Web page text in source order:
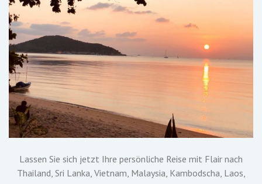
Lassen Sie sich jetzt Ihre persönliche Reise mit Flair nach
Thailand, Sri Lanka, Vietnam, Malaysia, Kambodscha, Laos,